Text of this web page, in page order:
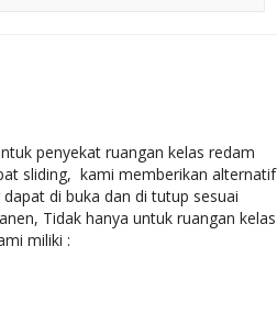
penyekat ruangan kelas redam
sliding, kami memberikan alternatif
di buka dan di tutup sesuai
Tidak hanya untuk ruangan kelas
miliki :